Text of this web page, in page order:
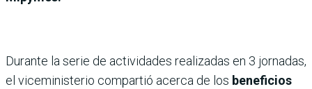
Durante la serie de actividades realizadas en 3 jornadas,
el viceministerio compartió acerca de los beneficios